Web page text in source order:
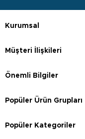
Kurumsal
Müşteri İlişkileri
Önemli Bilgiler
Popüler Ürün Grupları
Popüler Kategoriler